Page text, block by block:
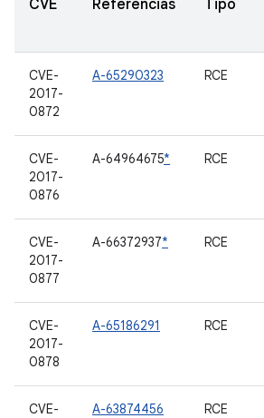
CVE Referencias Tipo
CVE-
2017-
0872
A-65290323 RCE
CVE-
2017-
0876
A-64964675* RCE
CVE-
2017-
0877
A-66372937* RCE
CVE-
2017-
0878
A-65186291 RCE
CVE-
A-63874456 RCE